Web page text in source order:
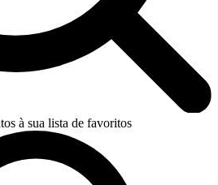
à sua lista de favoritos